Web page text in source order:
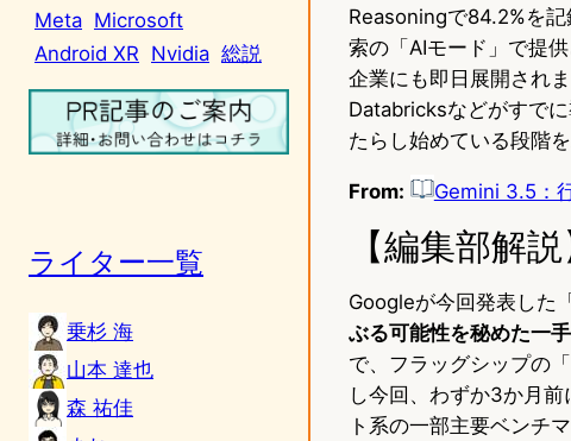
Meta Microsoft
Android XR Nvidia 総説
ライター一覧
乗杉 海
山本 達也
森 祐佳
Reasoningで84.2%を
索の「AIモード」で提
企業にも即日展開され
Databricksなどがすで
たらし始めている段階
From: Gemini 3.5：
【編集部解説
Googleが今回発表した
ぶる可能性を秘めた一手
で、フラッグシップの
し今回、わずか3か月
ト系の一部主要ベンチ